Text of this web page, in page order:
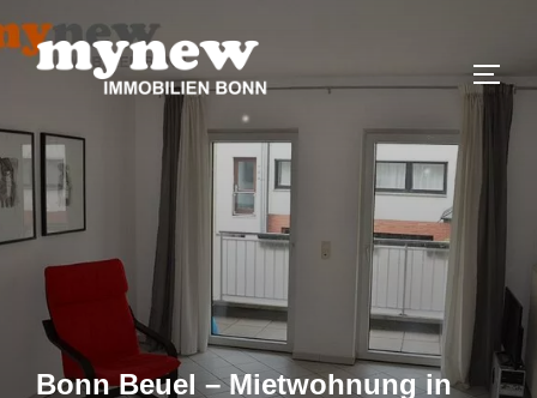
Inhalt
Suchen
Bonn Beuel – Mietwohnung in